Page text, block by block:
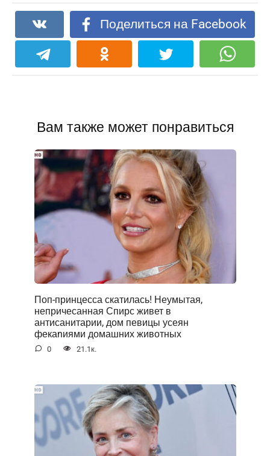
Поделиться на Facebook
Вам также может понравиться
Поп-принцесса скатилась! Неумытая,
непричесанная Спирс живет в
антисанитарии, дом певицы усеян
фекаnиями домашних животных
0 21.1к.